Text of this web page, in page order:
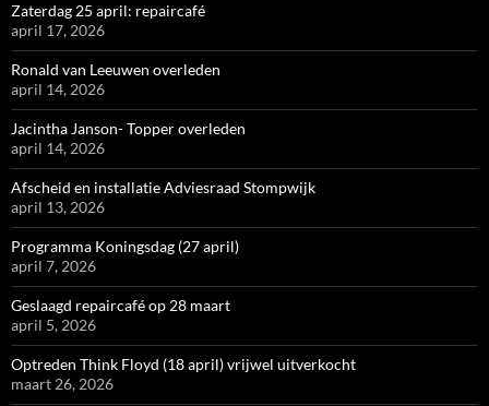
Zaterdag 25 april: repaircafé
april 17, 2026
Ronald van Leeuwen overleden
april 14, 2026
Jacintha Janson- Topper overleden
april 14, 2026
Afscheid en installatie Adviesraad Stompwijk
april 13, 2026
Programma Koningsdag (27 april)
april 7, 2026
Geslaagd repaircafé op 28 maart
april 5, 2026
Optreden Think Floyd (18 april) vrijwel uitverkocht
maart 26, 2026